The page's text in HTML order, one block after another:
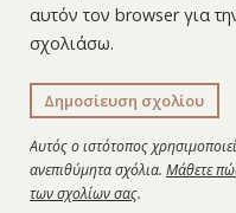
αυτόν τον browser για
σχολιάσω.
Αυτός ο ιστότοπος
ανεπιθύμητα σχόλια. Μάθετε
των σχολίων σας.